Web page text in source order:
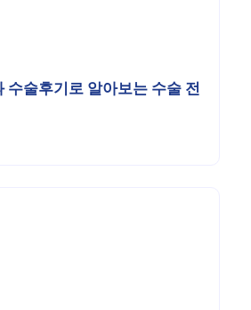
수술후기로 알아보는 수술 전